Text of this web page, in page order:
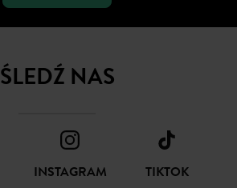
ŚLEDŹ NAS
INSTAGRAM TIKTOK